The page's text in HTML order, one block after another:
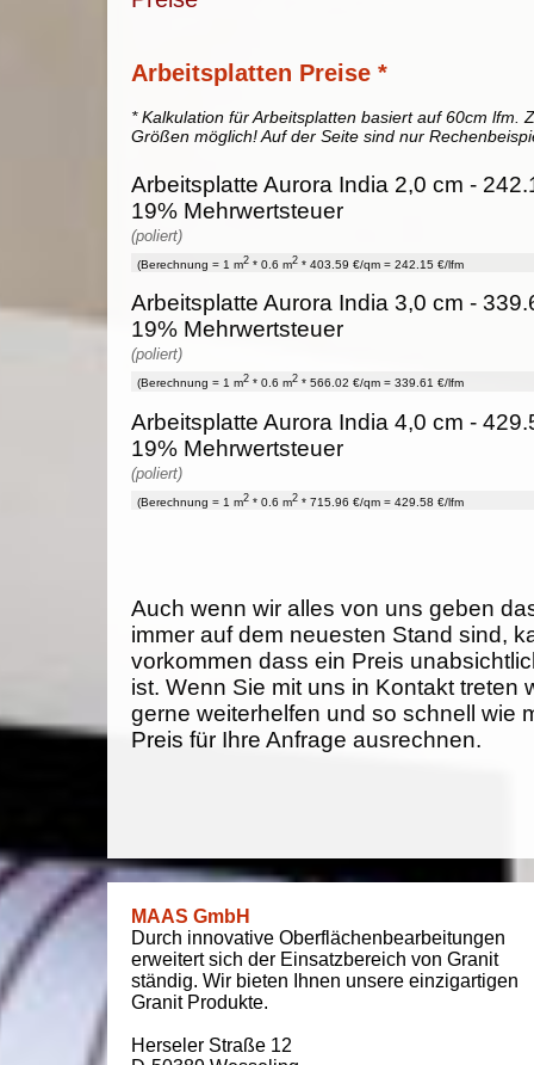
Arbeitsplatten Preise *
* Kalkulation für Arbeitsplatten basiert auf 60cm lfm.
Größen möglich! Auf der Seite sind nur
Arbeitsplatte Aurora India 2,0 cm -
19% Mehrwertsteuer
(poliert)
(Berechnung = 1 m2 * 0.6 m2 * 403.59 €/qm = 242.15 €/lfm
Arbeitsplatte Aurora India 3,0 cm -
19% Mehrwertsteuer
(poliert)
(Berechnung = 1 m2 * 0.6 m2 * 566.02 €/qm = 339.61 €/lfm
Arbeitsplatte Aurora India 4,0 cm -
19% Mehrwertsteuer
(poliert)
(Berechnung = 1 m2 * 0.6 m2 * 715.96 €/qm = 429.58 €/lfm
Auch wenn wir alles von uns geben
immer auf dem neuesten Stand sind,
vorkommen dass ein Preis
ist. Wenn Sie mit uns in Kontakt treten
gerne weiterhelfen und so schnell wie
Preis für Ihre Anfrage ausrechnen.
MAAS GmbH
Durch innovative Oberflächenbearbeitungen
erweitert sich der Einsatzbereich von Granit
ständig. Wir bieten Ihnen unsere einzigartigen
Granit Produkte.
Herseler Straße 12